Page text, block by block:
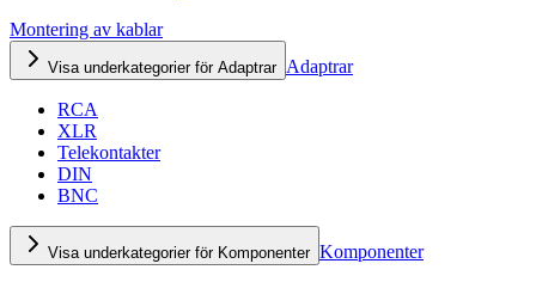
Montering av kablar
Visa underkategorier för Adaptrar Adaptrar
RCA
XLR
Telekontakter
DIN
BNC
Visa underkategorier för Komponenter Komponenter